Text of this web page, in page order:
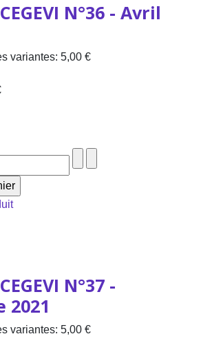
N°36 - Avril
variantes: 5,00 €
N°37 -
2021
variantes: 5,00 €